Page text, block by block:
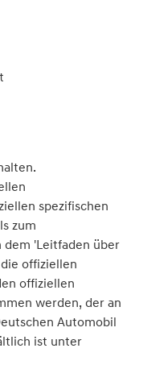
spezifischen
zum
dem 'Leitfaden über
offiziellen
offiziellen
werden, der an
Automobil
ist unter